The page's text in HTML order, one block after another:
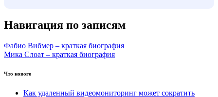
Навигация по записям
Фабио Вибмер – краткая биография
Мика Слоат – краткая биография
Что нового
Как удаленный видеомониторинг может сократить